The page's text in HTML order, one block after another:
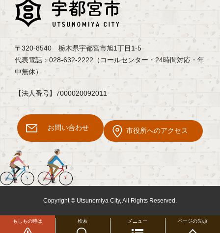
検索
もしもの時は メニュー ページの先頭
〒320-8540 栃木県宇都宮市旭1丁目1-5
代表電話：028-632-2222（コールセンター・24時間対応・年
中無休）
【法人番号】7000020092011
お問い合わせ 市役所へのアクセス
Copyright © Utsunomiya City, All Rights Reserved.